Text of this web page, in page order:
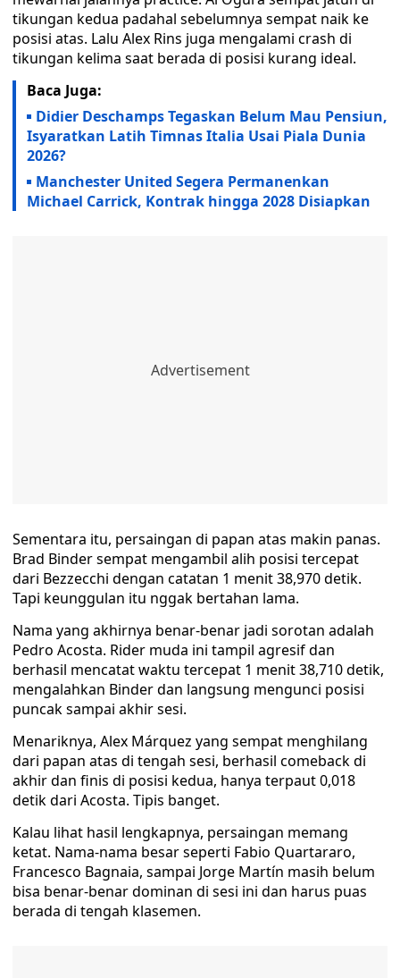
tikungan kedua padahal sebelumnya sempat naik ke
posisi atas. Lalu Alex Rins juga mengalami crash di
tikungan kelima saat berada di posisi kurang ideal.
Baca Juga:
Didier Deschamps Tegaskan Belum Mau Pensiun,
Isyaratkan Latih Timnas Italia Usai Piala Dunia
2026?
Manchester United Segera Permanenkan
Michael Carrick, Kontrak hingga 2028 Disiapkan
Sementara itu, persaingan di papan atas makin panas.
Brad Binder sempat mengambil alih posisi tercepat
dari Bezzecchi dengan catatan 1 menit 38,970 detik.
Tapi keunggulan itu nggak bertahan lama.
Nama yang akhirnya benar-benar jadi sorotan adalah
Pedro Acosta. Rider muda ini tampil agresif dan
berhasil mencatat waktu tercepat 1 menit 38,710 detik,
mengalahkan Binder dan langsung mengunci posisi
puncak sampai akhir sesi.
Menariknya, Alex Márquez yang sempat menghilang
dari papan atas di tengah sesi, berhasil comeback di
akhir dan finis di posisi kedua, hanya terpaut 0,018
detik dari Acosta. Tipis banget.
Kalau lihat hasil lengkapnya, persaingan memang
ketat. Nama-nama besar seperti Fabio Quartararo,
Francesco Bagnaia, sampai Jorge Martín masih belum
bisa benar-benar dominan di sesi ini dan harus puas
berada di tengah klasemen.